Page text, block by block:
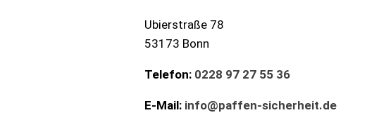
Ubierstraße 78
53173 Bonn
Telefon: 0228 97 27 55 36
E-Mail: info@paffen-sicherheit.de